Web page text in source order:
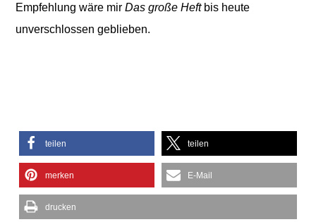
Empfehlung wäre mirDas große Heftbis heute
unverschlossen geblieben.
teilen teilen
merken E-Mail
drucken